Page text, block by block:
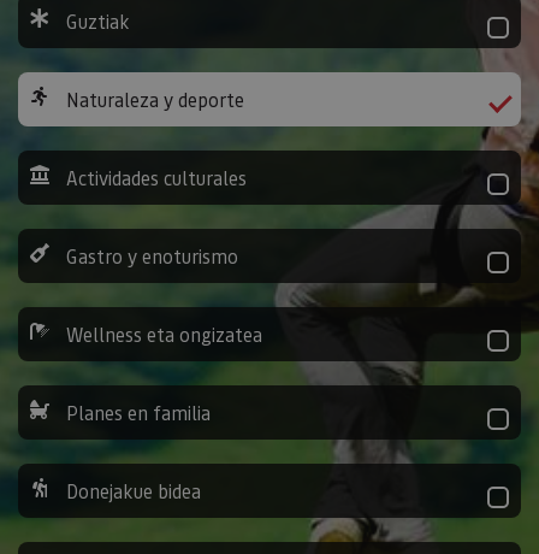
Guztiak
Naturaleza y deporte
Actividades culturales
Gastro y enoturismo
Wellness eta ongizatea
Planes en familia
Donejakue bidea